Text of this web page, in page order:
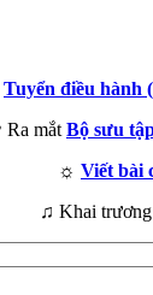
Tuyển điều hành
Ra mắt Bộ sưu
☼ Viết bài
♫ Khai trương